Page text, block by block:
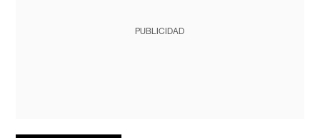
PUBLICIDAD